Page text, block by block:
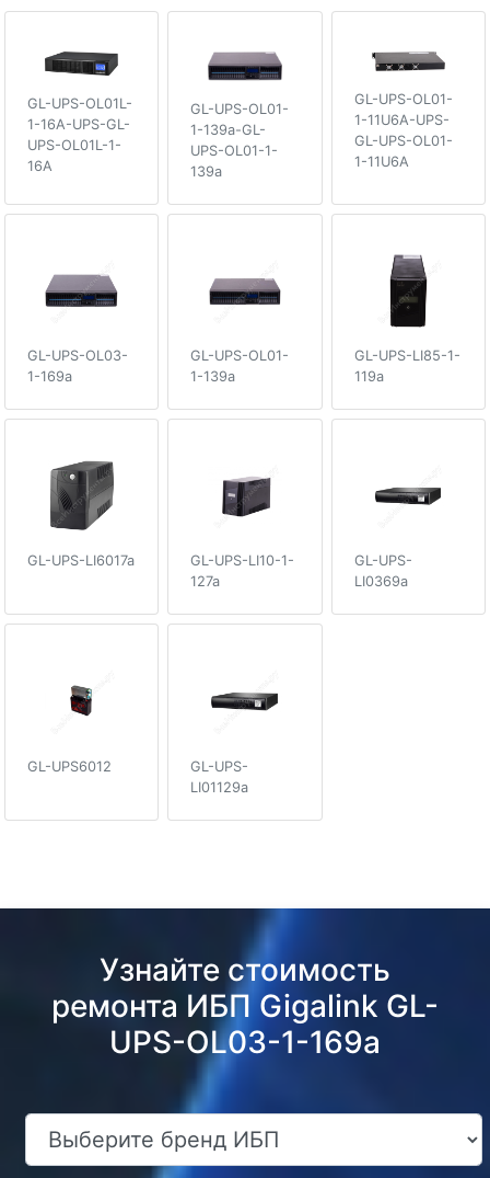
GL-UPS-OL01L-
1-16A-UPS-GL-
UPS-OL01L-1-
16A
GL-UPS-OL01-
1-139a-GL-
UPS-OL01-1-
139a
GL-UPS-OL01-
1-11U6A-UPS-
GL-UPS-OL01-
1-11U6A
GL-UPS-OL03-
1-169a
GL-UPS-OL01-
1-139a
GL-UPS-LI85-1-
119a
GL-UPS-LI6017a
GL-UPS-LI10-1-
127a
GL-UPS-
LI0369a
GL-UPS6012
GL-UPS-
LI01129a
Узнайте стоимость
ремонта ИБП Gigalink GL-
UPS-OL03-1-169a